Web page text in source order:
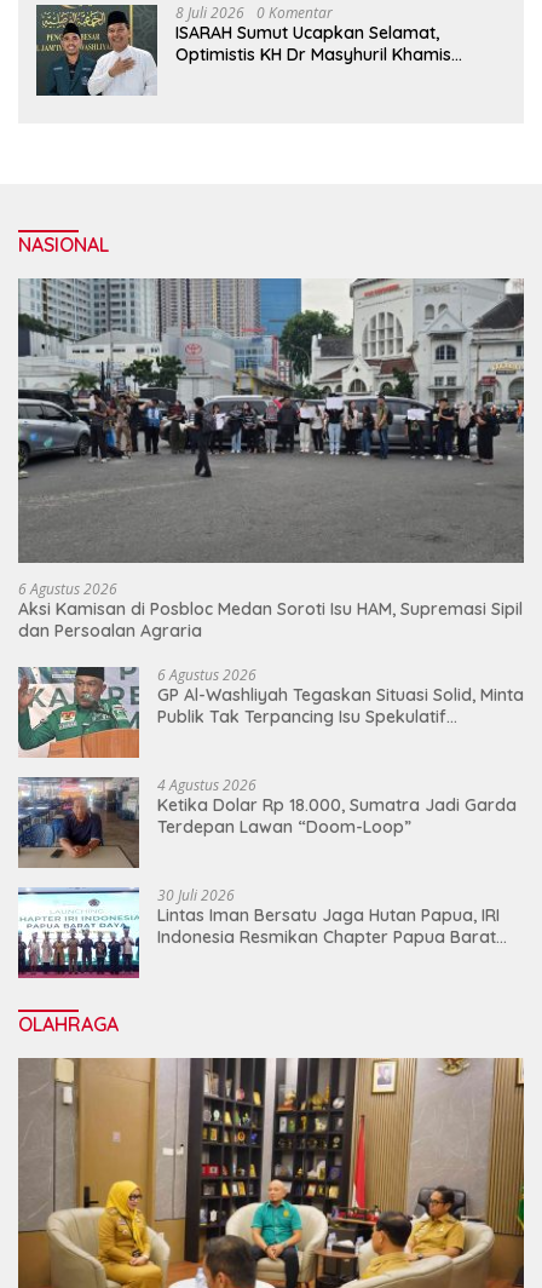
8 Juli 2026 0 Komentar
ISARAH Sumut Ucapkan Selamat,
Optimistis KH Dr Masyhuril Khamis
NASIONAL
6 Agustus 2026
Aksi Kamisan di Posbloc Medan Soroti Isu HAM, Supremasi Sipil
dan Persoalan Agraria
6 Agustus 2026
GP Al-Washliyah Tegaskan Situasi Solid, Minta
Publik Tak Terpancing Isu Spekulatif
4 Agustus 2026
Ketika Dolar Rp 18.000, Sumatra Jadi Garda
Terdepan Lawan “Doom-Loop”
30 Juli 2026
Lintas Iman Bersatu Jaga Hutan Papua, IRI
Indonesia Resmikan Chapter Papua Barat
OLAHRAGA